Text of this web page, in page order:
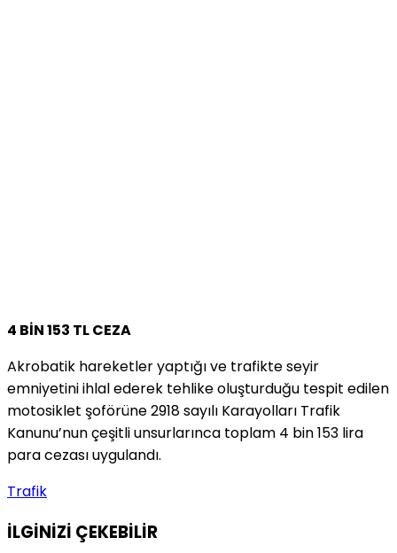
4 BİN 153 TL CEZA
Akrobatik hareketler yaptığı ve trafikte seyir
emniyetini ihlal ederek tehlike oluşturduğu tespit edilen
motosiklet şoförüne 2918 sayılı Karayolları Trafik
Kanunu’nun çeşitli unsurlarınca toplam 4 bin 153 lira
para cezası uygulandı.
Trafik
İLGİNİZİ ÇEKEBİLİR